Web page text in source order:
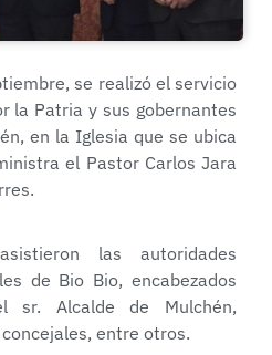
se realizó el servicio
la Patria y sus gobernantes
en la Iglesia que se ubica
el Pastor Carlos Jara
las autoridades
de Bio Bio, encabezados
sr. Alcalde de Mulchén,
entre otros.